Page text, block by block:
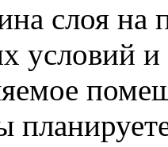
слоя на
условий